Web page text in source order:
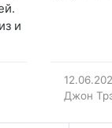
и
Джон